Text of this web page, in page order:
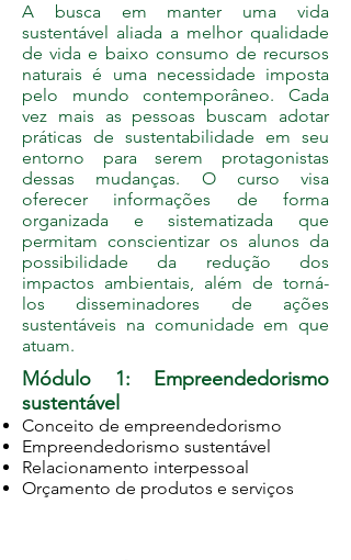
A busca em manter uma vida
sustentável aliada a melhor qualidade
de vida e baixo consumo de recursos
naturais é uma necessidade imposta
pelo mundo contemporâneo. Cada
vez mais as pessoas buscam adotar
práticas de sustentabilidade em seu
entorno para serem protagonistas
dessas mudanças. O curso visa
oferecer informações de forma
organizada e sistematizada que
permitam conscientizar os alunos da
possibilidade da redução dos
impactos ambientais, além de torná-
los disseminadores de ações
sustentáveis na comunidade em que
atuam.
Módulo 1: Empreendedorismo
sustentável
Conceito de empreendedorismo
Empreendedorismo sustentável
Relacionamento interpessoal
Orçamento de produtos e serviços